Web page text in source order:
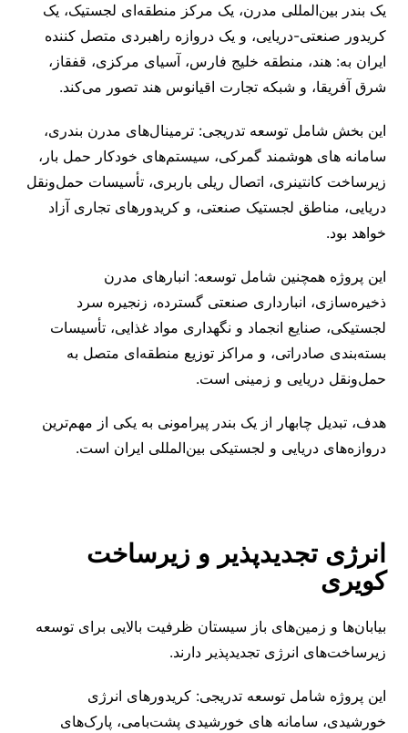
یک بندر بین‌المللی مدرن، یک مرکز منطقه‌ای لجستیک، یک
کریدور صنعتی-دریایی، و یک دروازه راهبردی متصل ‌کننده
ایران به: هند، منطقه خلیج فارس، آسیای مرکزی، قفقاز،
شرق آفریقا، و شبکه تجارت اقیانوس هند تصور می‌کند.
این بخش شامل توسعه تدریجی: ترمینال‌های مدرن بندری،
سامانه ‌های هوشمند گمرکی، سیستم‌های خودکار حمل بار،
زیرساخت کانتینری، اتصال ریلی باربری، تأسیسات حمل‌ونقل
دریایی، مناطق لجستیک صنعتی، و کریدورهای تجاری آزاد
خواهد بود.
این پروژه همچنین شامل توسعه: انبارهای مدرن
ذخیره‌سازی، انبارداری صنعتی گسترده، زنجیره سرد
لجستیکی، صنایع انجماد و نگهداری مواد غذایی، تأسیسات
بسته‌بندی صادراتی، و مراکز توزیع منطقه‌ای متصل به
حمل‌ونقل دریایی و زمینی است.
هدف، تبدیل چابهار از یک بندر پیرامونی به یکی از مهم‌ترین
دروازه‌های دریایی و لجستیکی بین‌المللی ایران است.
انرژی تجدیدپذیر و زیرساخت
کویری
بیابان‌ها و زمین‌های باز سیستان ظرفیت بالایی برای توسعه
زیرساخت‌های انرژی تجدیدپذیر دارند.
این پروژه شامل توسعه تدریجی: کریدورهای انرژی
خورشیدی، سامانه ‌های خورشیدی پشت‌بامی، پارک‌های